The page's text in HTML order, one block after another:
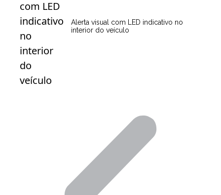
Alerta visual com LED indicativo no
interior do veículo